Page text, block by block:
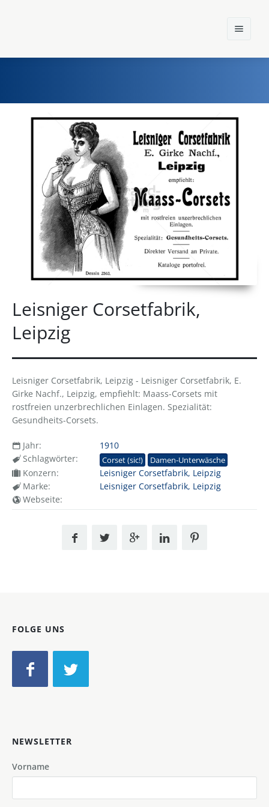
Home
Einst und Heute
Konzerne
Epoche
Leisniger Corsetfabrik,
Leipzig
Leisniger Corsetfabrik, Leipzig - Leisniger Corsetfabrik, E.
Girke Nachf., Leipzig, empfiehlt: Maass-Corsets mit
rostfreien unzerbrechlichen Einlagen. Spezialität:
Gesundheits-Corsets.
Jahr:
1910
Schlagwörter:
Corset (sic!) Damen-Unterwäsche
Konzern:
Leisniger Corsetfabrik, Leipzig
Marke:
Leisniger Corsetfabrik, Leipzig
Webseite:
FOLGE UNS
NEWSLETTER
Vorname